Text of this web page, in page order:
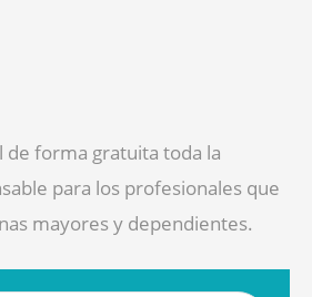
de forma gratuita toda la
para los profesionales que
mayores y dependientes.